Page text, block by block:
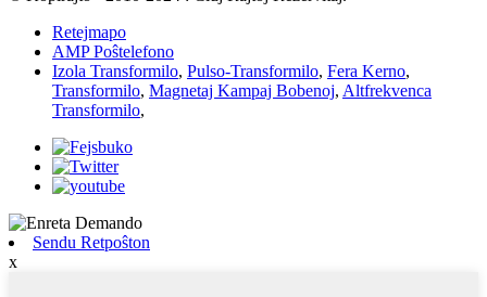
Retejmapo
AMP Poŝtelefono
Izola Transformilo, Pulso-Transformilo, Fera Kerno,
Transformilo, Magnetaj Kampaj Bobenoj, Altfrekvenca
Transformilo,
Sendu Retpoŝton
x